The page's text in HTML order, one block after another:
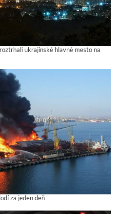
ukrajinské hlavné mesto na
za jeden deň